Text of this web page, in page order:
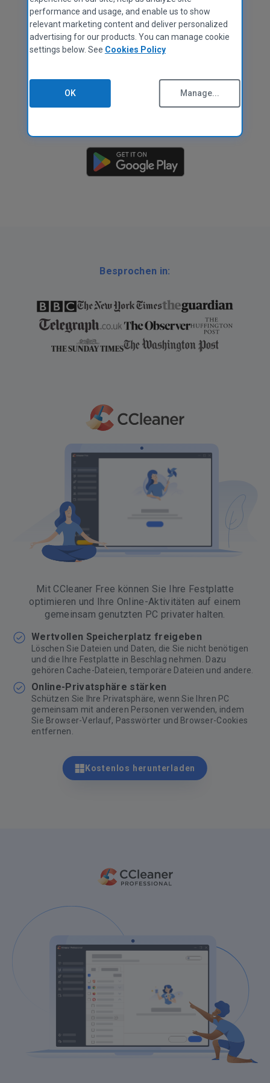
Besprochen in:
Mit CCleaner Free können Sie Ihre Festplatte
optimieren und Ihre Online-Aktivitäten auf einem
gemeinsam genutzten PC privater halten.
Wertvollen Speicherplatz freigeben
Löschen Sie Dateien und Daten, die Sie nicht benötigen
und die Ihre Festplatte in Beschlag nehmen. Dazu
gehören Cache-Dateien, temporäre Dateien und andere.
Online-Privatsphäre stärken
Schützen Sie Ihre Privatsphäre, wenn Sie Ihren PC
gemeinsam mit anderen Personen verwenden, indem
Sie Browser-Verlauf, Passwörter und Browser-Cookies
entfernen.
Kostenlos herunterladen
performance and usage, and enable us to show
relevant marketing content and deliver personalized
advertising for our products. You can manage cookie
settings below. See Cookies Policy
OK Manage...